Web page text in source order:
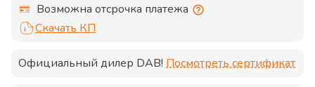
Возможна отсрочка платежа
Скачать КП
Официальный дилер DAB! Посмотреть сертификат